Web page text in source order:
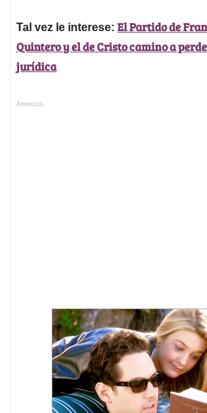
Tal vez le interese: El Partido de
Quintero y el de Cristo camino a
jurídica
Anuncios.